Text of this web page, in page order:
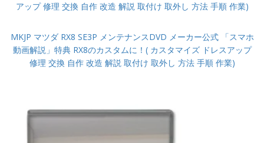
アップ 修理 交換 自作 改造 解説 取付け 取外し 方法 手順 作業)
MKJP マツダ RX8 SE3P メンテナンスDVD メーカー公式 「スマホ
動画解説」特典 RX8のカスタムに！( カスタマイズ ドレスアップ
修理 交換 自作 改造 解説 取付け 取外し 方法 手順 作業)